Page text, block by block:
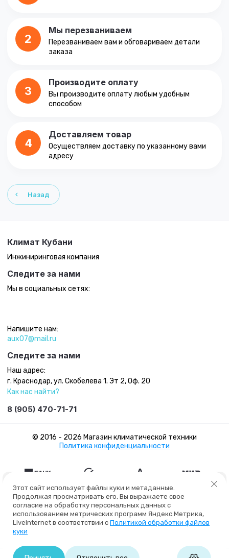
2
Мы перезваниваем
Перезваниваем вам и обговариваем детали
заказа
3
Производите оплату
Вы производите оплату любым удобным
способом
4
Доставляем товар
Осуществляем доставку по указанному вами
адресу
Назад
Климат Кубани
Инжиниринговая компания
Следите за нами
Мы в социальных сетях:
Напишите нам:
aux07@mail.ru
Следите за нами
Наш адрес:
г. Краснодар, ул. Скобелева 1. Эт 2, Оф. 20
Как нас найти?
8 (905) 470-71-71
© 2016 - 2026 Магазин климатической техники
Политика конфиденциальности
Этот сайт использует файлы куки и метаданные.
Продолжая просматривать его, Вы выражаете свое
согласие на обработку персональных данных с
использованием метрических программ Яндекс.Метрика,
LiveInternet в соответствии с Политикой обработки файлов
куки